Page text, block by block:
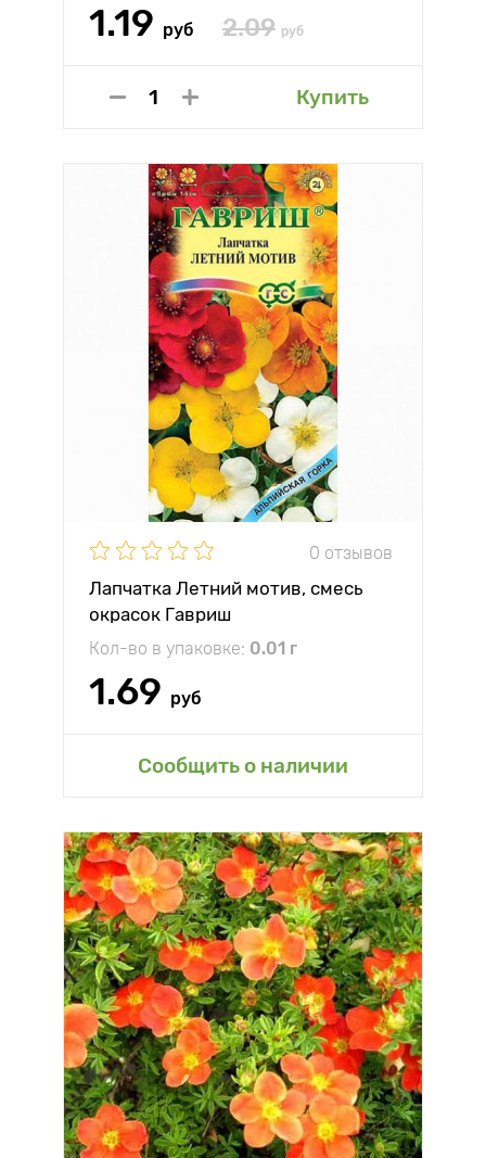
1.19 руб 2.09 руб
Купить
0 отзывов
Лапчатка Летний мотив, смесь
окрасок Гавриш
Кол-во в упаковке: 0.01 г
1.69 руб
Сообщить о наличии